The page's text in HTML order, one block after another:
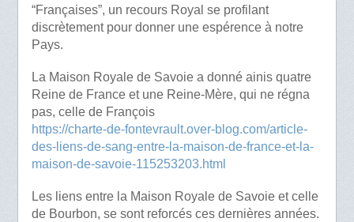
“Françaises”, un recours Royal se profilant
discrètement pour donner une espérence à notre
Pays.
La Maison Royale de Savoie a donné ainis quatre
Reine de France et une Reine-Mère, qui ne régna
pas, celle de François
https://charte-de-fontevrault.over-blog.com/article-
des-liens-de-sang-entre-la-maison-de-france-et-la-
maison-de-savoie-115253203.html
Les liens entre la Maison Royale de Savoie et celle
de Bourbon, se sont reforcés ces dernières années.